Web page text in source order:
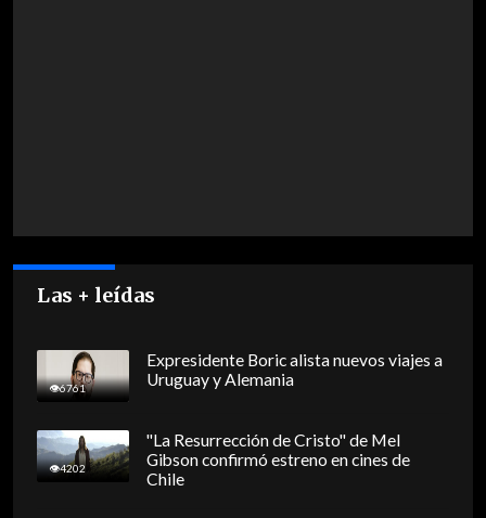
Las + leídas
6761
Expresidente Boric alista nuevos viajes a
Uruguay y Alemania
4202
"La Resurrección de Cristo" de Mel
Gibson confirmó estreno en cines de
Chile